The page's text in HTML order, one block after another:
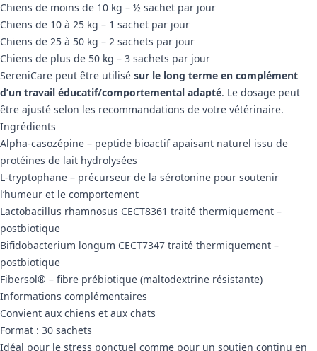
Chiens de moins de 10 kg – ½ sachet par jour
Chiens de 10 à 25 kg – 1 sachet par jour
Chiens de 25 à 50 kg – 2 sachets par jour
Chiens de plus de 50 kg – 3 sachets par jour
SereniCare peut être utilisé sur le long terme en complément
d’un travail éducatif/comportemental adapté. Le dosage peut
être ajusté selon les recommandations de votre vétérinaire.
Ingrédients
Alpha-casozépine – peptide bioactif apaisant naturel issu de
protéines de lait hydrolysées
L-tryptophane – précurseur de la sérotonine pour soutenir
l’humeur et le comportement
Lactobacillus rhamnosus CECT8361 traité thermiquement –
postbiotique
Bifidobacterium longum CECT7347 traité thermiquement –
postbiotique
Fibersol® – fibre prébiotique (maltodextrine résistante)
Informations complémentaires
Convient aux chiens et aux chats
Format : 30 sachets
Idéal pour le stress ponctuel comme pour un soutien continu en